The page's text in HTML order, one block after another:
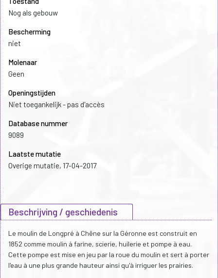
Nog als gebouw
Bescherming
niet
Molenaar
Geen
Openingstijden
Niet toegankelijk - pas d'accès
Database nummer
9089
Laatste mutatie
Overige mutatie, 17-04-2017
Beschrijving / geschiedenis
Le moulin de Longpré à Chêne sur la Géronne est construit en
1852 comme moulin à farine, scierie, huilerie et pompe à eau.
Cette pompe est mise en jeu par la roue du moulin et sert à porter
l'eau à une plus grande hauteur ainsi qu'à irriguer les prairies.